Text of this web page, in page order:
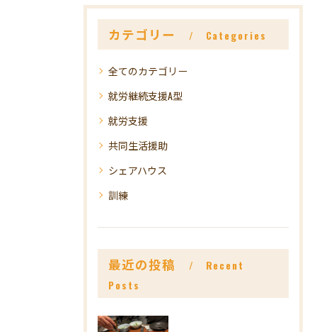
カテゴリー Categories
全てのカテゴリー
就労継続支援A型
就労支援
共同生活援助
シェアハウス
訓練
最近の投稿
Recent
Posts